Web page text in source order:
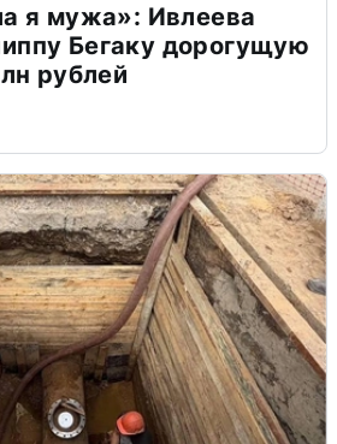
я мужа»: Ивлеева
Бегаку дорогущую
рублей